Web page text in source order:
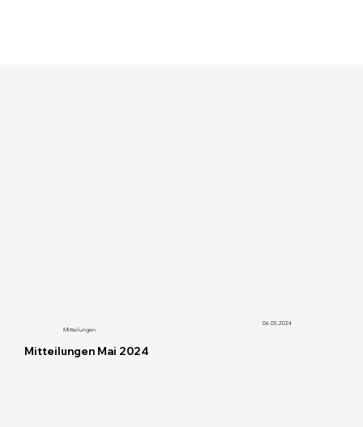
Mitteilungen Mai 2024
Mitteilungen
06.05.2024